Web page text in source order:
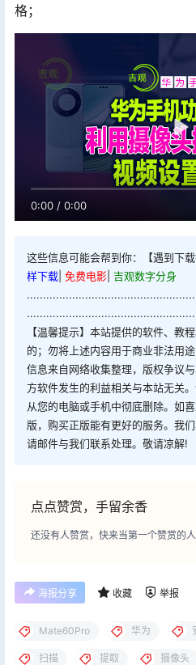
格；
0:00 / 0:00
这些信息可能会帮到你：【遇到下
样下载 免费电影 吉观数字分身
【温馨提示】本站提供的软件、教
的；勿将上述内容用于商业非法用
信息来自网络收集整理，版权争议
方软件发生的利益相关与本站无关
从您的电脑或手机中彻底删除。如
版，购买正版能有更好的服务。我
请邮件与我们联系处理。敬请凉解!
点点赞赏，手留余香
还没有人赞赏，快来当第一个赞赏的人
海报分享 收藏 举报
Mate60Pro 华为
扫描 提取 摄像头